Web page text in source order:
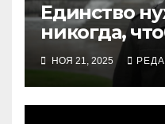
Единство
никогда,
доме был
Обращение
Владимира
НОЯ 21, 2025